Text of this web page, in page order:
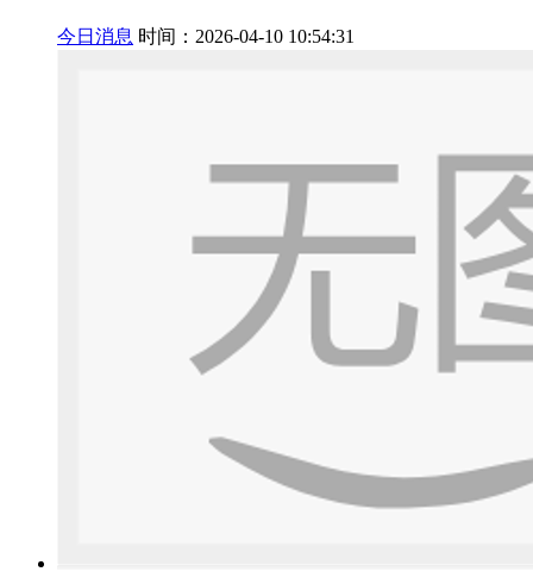
今日消息 时间：2026-04-10 10:54:31